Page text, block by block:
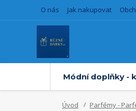
O nás Jak nakupovat
Módní doplňky -
Úvod Parfémy -